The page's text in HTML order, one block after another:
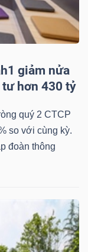
giảm nửa
tư hơn 430 tỷ
quý 2 CTCP
so với cùng kỳ.
đoàn thông
Cổ đông lớn